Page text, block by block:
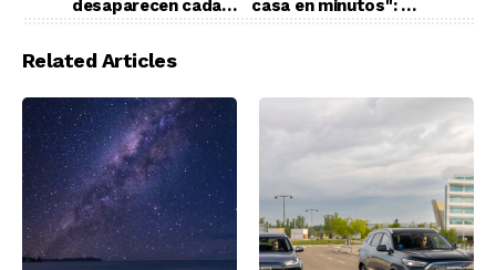
desaparecen cada
las V Jornadas
casa en minutos": así
Related Articles